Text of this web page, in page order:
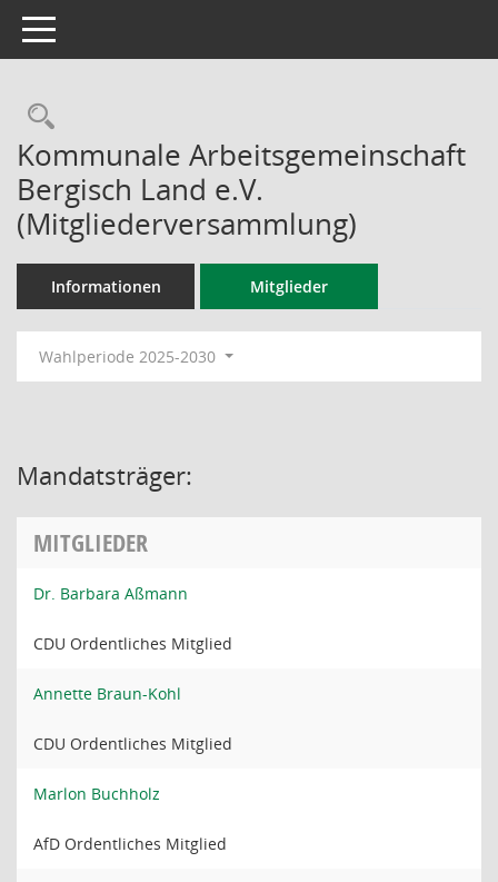
Toggle navigation
Rechercheauswahl
Kommunale Arbeitsgemeinschaft
Bergisch Land e.V.
(Mitgliederversammlung)
Informationen Mitglieder
Wahlperiode 2025-2030
Mandatsträger:
MITGLIEDER
Dr. Barbara Aßmann
CDU Ordentliches Mitglied
Annette Braun-Kohl
CDU Ordentliches Mitglied
Marlon Buchholz
AfD Ordentliches Mitglied